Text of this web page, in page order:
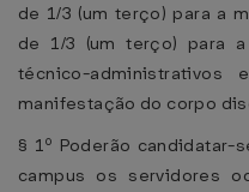
de 1/3 (um terço) para a
de 1/3 (um terço) para
técnico-
manifestação do corpo
§ 1º Poderão
campus os servidores